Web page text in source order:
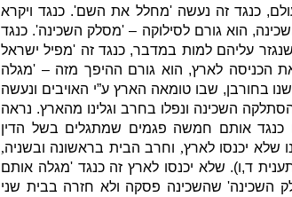
, כנגד זה נעשה'מחלל את השם'. כנגד ויקרא
, הוא גורם לסילוקה – 'מסלק השכינה'. כנגד
עליהם למות במדבר, כנגד זה 'מפיל ישראל
הכניסה לארץ, הוא גורם ההיפך מזה – 'מגלה
בחורבן, שבו טומאה הארץ ע”י האויבים ונעשה
השכינה ונפלו בחרב וגלינו מהארץ. נראה
אותם חמשה פגמים שמתגלים בשל הדין
שלא יכנסו לארץ, וחרב הבית בראשונה ובשניה,
ד,ו). שלא יכנסו לארץ זה כנגד'מגלה אותם
השכינה' שהשכינה פסקה ולא חזרה בבית שני